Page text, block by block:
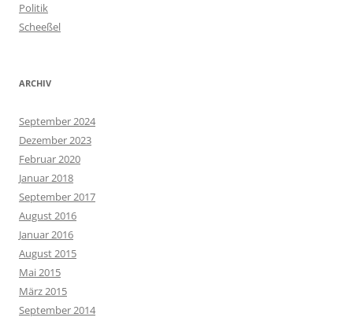
Politik
Scheeßel
ARCHIV
September 2024
Dezember 2023
Februar 2020
Januar 2018
September 2017
August 2016
Januar 2016
August 2015
Mai 2015
März 2015
September 2014